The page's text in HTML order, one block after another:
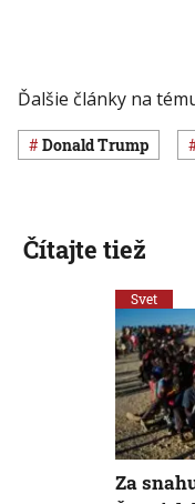
Ďalšie články na
Donald Trump
Čítajte tiež
Svet
Za